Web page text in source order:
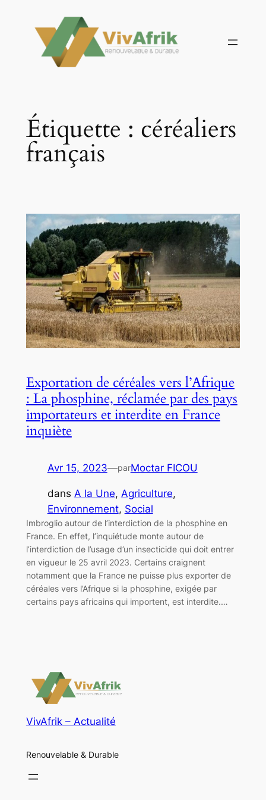
contenu
Étiquette : céréaliers
français
Exportation de céréales vers l’Afrique
: La phosphine, réclamée par des pays
importateurs et interdite en France
inquiète
Avr 15, 2023—parMoctar FICOU
dans A la Une, Agriculture
Environnement, Social
Imbroglio autour de l’interdiction de la phosphine en
France. En effet, l’inquiétude monte autour de
l’interdiction de l’usage d’un insecticide qui doit entrer
en vigueur le 25 avril 2023. Certains craignent
notamment que la France ne puisse plus exporter de
céréales vers l’Afrique si la phosphine, exigée par
certains pays africains qui importent, est interdite.…
VivAfrik – Actualité
Renouvelable & Durable